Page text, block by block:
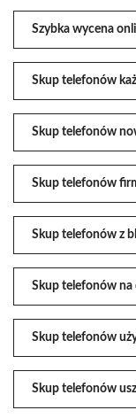
Szybka wycena
Skup telefonów
Skup telefonów
Skup telefonów
Skup telefonów z
Skup telefonów na
Skup telefonów
Skup telefonów